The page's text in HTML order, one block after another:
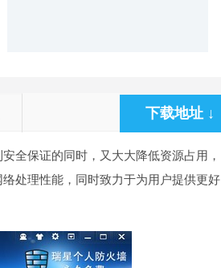
下载地址 ↓
全保证的同时，又大大降低资源占用，
处理性能，同时致力于为用户提供更好